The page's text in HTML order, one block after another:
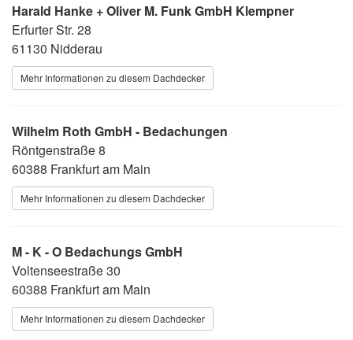
Harald Hanke + Oliver M. Funk GmbH Klempner
Erfurter Str. 28
61130 Nidderau
Mehr Informationen zu diesem Dachdecker
Wilhelm Roth GmbH - Bedachungen
Röntgenstraße 8
60388 Frankfurt am Main
Mehr Informationen zu diesem Dachdecker
M - K - O Bedachungs GmbH
Voltenseestraße 30
60388 Frankfurt am Main
Mehr Informationen zu diesem Dachdecker